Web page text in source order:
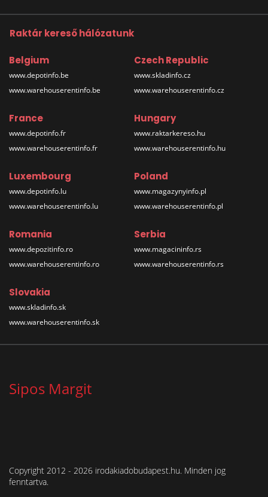
Raktár kereső hálózatunk
Belgium
www.depotinfo.be
www.warehouserentinfo.be
Czech Republic
www.skladinfo.cz
www.warehouserentinfo.cz
France
www.depotinfo.fr
www.warehouserentinfo.fr
Hungary
www.raktarkereso.hu
www.warehouserentinfo.hu
Luxembourg
www.depotinfo.lu
www.warehouserentinfo.lu
Poland
www.magazynyinfo.pl
www.warehouserentinfo.pl
Romania
www.depozitinfo.ro
www.warehouserentinfo.ro
Serbia
www.magacininfo.rs
www.warehouserentinfo.rs
Slovakia
www.skladinfo.sk
www.warehouserentinfo.sk
Sipos Margit
Copyright 2012 - 2026 irodakiadobudapest.hu. Minden jog
fenntartva.